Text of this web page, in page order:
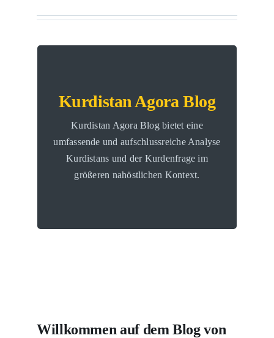
Kurdistan Agora Blog
Kurdistan Agora Blog bietet eine
umfassende und aufschlussreiche Analyse
Kurdistans und der Kurdenfrage im
größeren nahöstlichen Kontext.
Schriftsteller_innen und Denker_innen
fördern, die sich mit den einzigartigen
Herausforderungen der Kurd_innen
auseinandersetzen und über eine
konstruktive Zukunft für diese
Willkommen auf dem Blog von